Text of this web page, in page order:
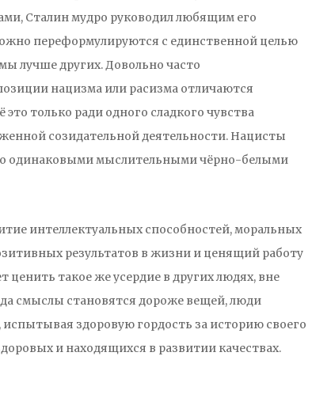
Сталин мудро руководил любящим его
переформулируются с единственной целью
лучше других. Довольно часто
нацизма или расизма отличаются
только ради одного сладкого чувства
созидательной деятельности. Нацисты
одинаковыми мыслительными чёрно-белыми
интеллектуальных способностей, моральных
результатов в жизни и ценящий работу
ценить такое же усердие в других людях, вне
смыслы становятся дороже вещей, люди
здоровую гордость за историю своего
и находящихся в развитии качествах.